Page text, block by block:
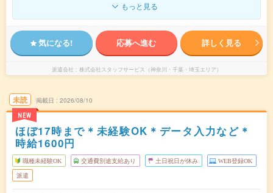
もっと見る
気になる! 応募へ進む 詳しく見る
派遣会社 株式会社スタッフサービス（神奈川・千葉・埼玉エリア）
未読
NEW
掲載日 2026/08/10
ほぼ17時まで＊未経験OK＊データ入力など＊
時給1600円
職種未経験OK 交通費別途支給あり 土日祝日が休み WEB登録OK
派遣